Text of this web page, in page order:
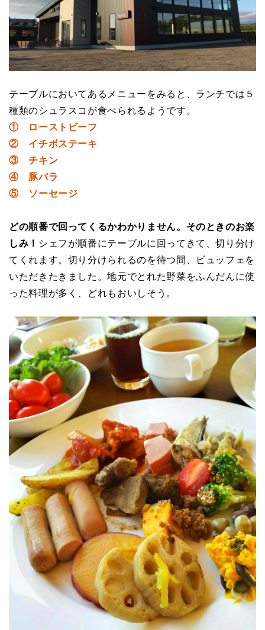
テーブルにおいてあるメニューをみると、ランチでは５
種類のシュラスコが食べられるようです。
① ローストビーフ
② イチボステーキ
③ チキン
④ 豚バラ
⑤ ソーセージ
どの順番で回ってくるかわかりません。そのときのお楽
しみ！ シェフが順番にテーブルに回ってきて、切り分け
てくれます。切り分けられるのを待つ間、ビュッフェを
いただきたきました。地元でとれた野菜をふんだんに使
った料理が多く、どれもおいしそう。